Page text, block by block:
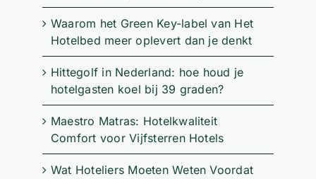
Waarom het Green Key-label van Het
Hotelbed meer oplevert dan je denkt
Hittegolf in Nederland: hoe houd je
hotelgasten koel bij 39 graden?
Maestro Matras: Hotelkwaliteit
Comfort voor Vijfsterren Hotels
Wat Hoteliers Moeten Weten Voordat